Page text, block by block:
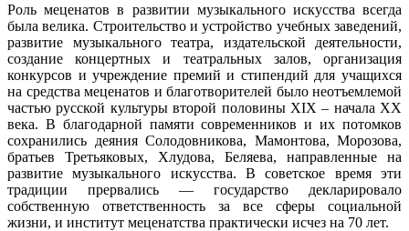
Роль меценатов в развитии музыкального искусства всегда
была велика. Строительство и устройство учебных заведений,
развитие музыкального театра, издательской деятельности,
создание концертных и театральных залов, организация
конкурсов и учреждение премий и стипендий для учащихся
на средства меценатов и благотворителей было неотъемлемой
частью русской культуры второй половины XIX – начала XX
века. В благодарной памяти современников и их потомков
сохранились деяния Солодовникова, Мамонтова, Морозова,
братьев Третьяковых, Хлудова, Беляева, направленные на
развитие музыкального искусства. В советское время эти
традиции прервались — государство декларировало
собственную ответственность за все сферы социальной
жизни, и институт меценатства практически исчез на 70 лет.